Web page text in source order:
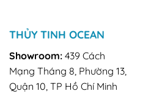
THỦY TINH OCEAN
Showroom: 439 Cách
Mạng Tháng 8, Phường 13,
Quận 10, TP Hồ Chí Minh